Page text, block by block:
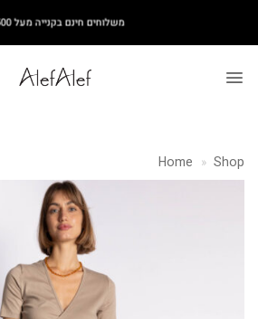
content
משלוחים חינם בקנייה מעל ₪500
Home » Shop